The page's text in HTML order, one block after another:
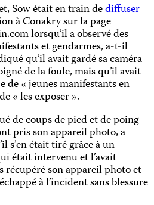
Sow était en train dediffuser
à Conakry sur la page
lorsqu’il a observé des
et gendarmes, a-t-il
qu’il avait gardé sa caméra
de la foule, mais qu’il avait
de « jeunes manifestants en
« les exposer ».
de coups de pied et de poing
pris son appareil photo, a
s’en était tiré grâce à un
était intervenu et l’avait
récupéré son appareil photo et
à l’incident sans blessure